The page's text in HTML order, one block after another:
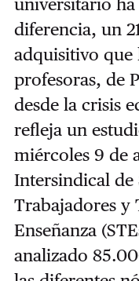
diferencia, un
adquisitivo que
profesoras, de
desde la crisis
refleja un
miércoles 9 de
Intersindical de
Trabajadores y
Enseñanza
analizado